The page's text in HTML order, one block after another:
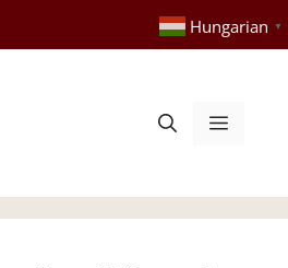
Hungarian ▼
Menü